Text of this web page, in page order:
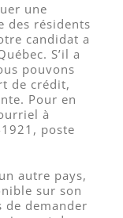
une
des résidents
candidat a
S’il a
pouvons
de crédit,
Pour en
à
poste
autre pays,
sur son
de demander